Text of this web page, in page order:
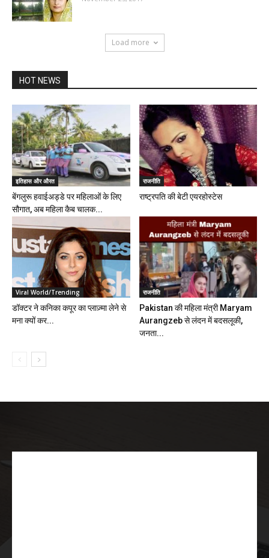
Load more
HOT NEWS
इतिहास और औरत
बेंगलुरू हवाईअड्डे पर महिलाओं के लिए
सौगात, अब महिला कैब चालक...
राजनीति
राष्ट्रपति की बेटी एयरहोस्टेस
Viral World/Trending
डॉक्टर ने कनिका कपूर का प्लाज़्मा लेने से
मना क्यों कर...
राजनीति
Pakistan की महिला मंत्री Maryam
Aurangzeb से लंदन में बदसलूकी,
जनता...